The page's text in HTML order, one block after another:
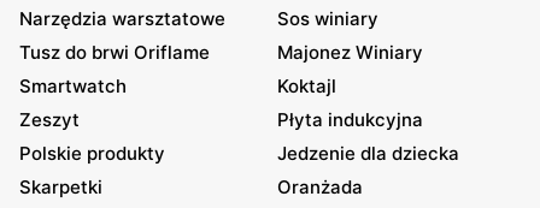
Narzędzia warsztatowe
Sos winiary
Tusz do brwi Oriflame
Majonez Winiary
Smartwatch
Koktajl
Zeszyt
Płyta indukcyjna
Polskie produkty
Jedzenie dla dziecka
Skarpetki
Oranżada